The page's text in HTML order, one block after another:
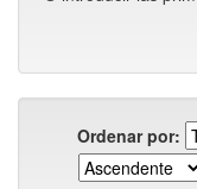
Ordenar por: